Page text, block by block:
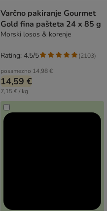
Varčno pakiranje Gourmet
Gold fina pašteta 24 x 85 g
Morski losos & korenje
posamezno 14,98 €
14,59 €
7,15 € / kg
Rating: 4.5/5 (2103)